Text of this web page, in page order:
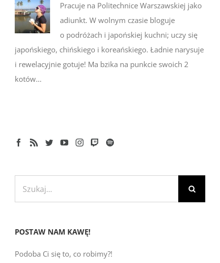
Pracuje na Politechnice Warszawskiej jako
adiunkt. W wolnym czasie bloguje
o podróżach i japońskiej kuchni; uczy się
japońskiego, chińskiego i koreańskiego. Ładnie narysuje
i rewelacyjnie gotuje! Ma bzika na punkcie swoich 2
kotów…
POSTAW NAM KAWĘ!
Podoba Ci się to, co robimy?!